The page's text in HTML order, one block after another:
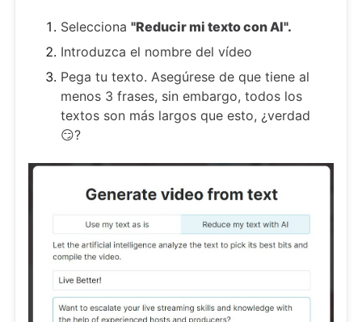
Selecciona "Reducir mi texto con AI".
Introduzca el nombre del vídeo
Pega tu texto. Asegúrese de que tiene al
menos 3 frases, sin embargo, todos los
textos son más largos que esto, ¿verdad
😏?